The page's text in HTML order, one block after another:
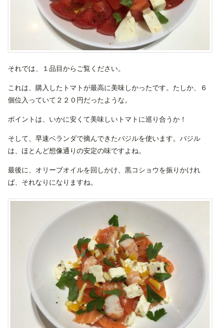
それでは、１品目からご覧ください。
これは、購入したトマトが最高に美味しかったです。たしか、６
個位入っていて２２０円だったような。
ポイントは、いかに安くて美味しいトマトに巡り合うか！
そして、早速ベランダで摘んできたバジルを使います。バジル
は、ほとんど想像通りの安定の味ですよね。
最後に、オリーブオイルを回しかけ、黒コショウを振りかけれ
ば、それなりになりますね。